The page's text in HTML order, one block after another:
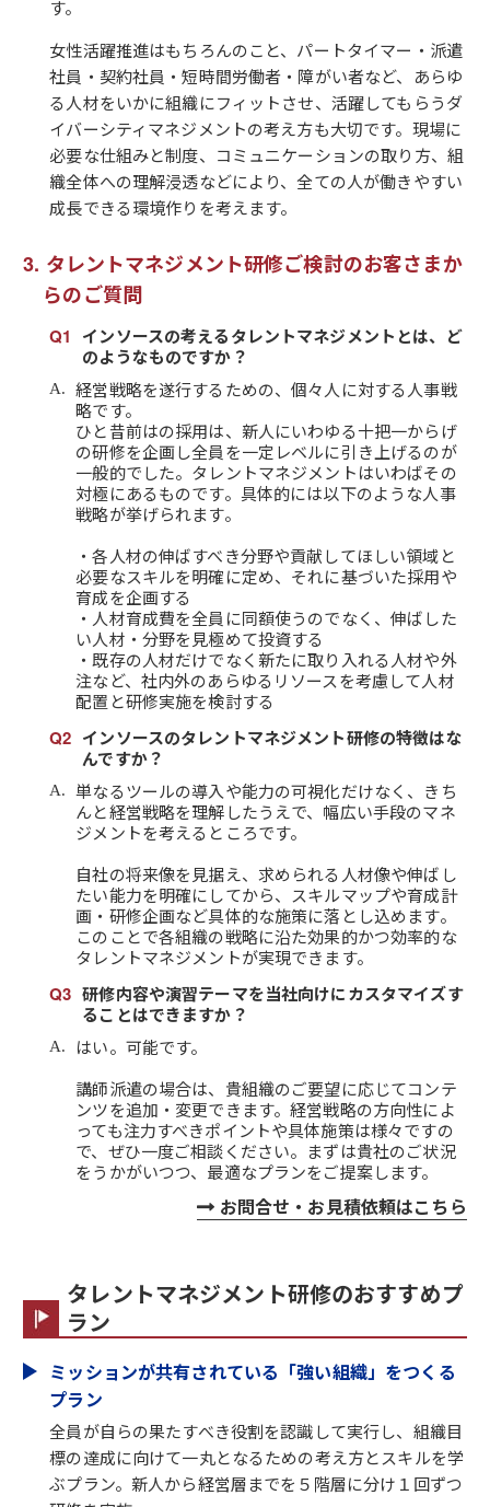
す。
女性活躍推進はもちろんのこと、パートタイマー・派遣
社員・契約社員・短時間労働者・障がい者など、あらゆ
る人材をいかに組織にフィットさせ、活躍してもらうダ
イバーシティマネジメントの考え方も大切です。現場に
必要な仕組みと制度、コミュニケーションの取り方、組
織全体への理解浸透などにより、全ての人が働きやすい
成長できる環境作りを考えます。
タレントマネジメント研修ご検討のお客さまか
らのご質問
インソースの考えるタレントマネジメントとは、ど
のようなものですか？
経営戦略を遂行するための、個々人に対する人事戦
略です。
ひと昔前はの採用は、新人にいわゆる十把一からげ
の研修を企画し全員を一定レベルに引き上げるのが
一般的でした。タレントマネジメントはいわばその
対極にあるものです。具体的には以下のような人事
戦略が挙げられます。
・各人材の伸ばすべき分野や貢献してほしい領域と
必要なスキルを明確に定め、それに基づいた採用や
育成を企画する
・人材育成費を全員に同額使うのでなく、伸ばした
い人材・分野を見極めて投資する
・既存の人材だけでなく新たに取り入れる人材や外
注など、社内外のあらゆるリソースを考慮して人材
配置と研修実施を検討する
インソースのタレントマネジメント研修の特徴はな
んですか？
単なるツールの導入や能力の可視化だけなく、きち
んと経営戦略を理解したうえで、幅広い手段のマネ
ジメントを考えるところです。
自社の将来像を見据え、求められる人材像や伸ばし
たい能力を明確にしてから、スキルマップや育成計
画・研修企画など具体的な施策に落とし込めます。
このことで各組織の戦略に沿た効果的かつ効率的な
タレントマネジメントが実現できます。
研修内容や演習テーマを当社向けにカスタマイズす
ることはできますか？
はい。可能です。
講師派遣の場合は、貴組織のご要望に応じてコンテ
ンツを追加・変更できます。経営戦略の方向性によ
っても注力すべきポイントや具体施策は様々ですの
で、ぜひ一度ご相談ください。まずは貴社のご状況
をうかがいつつ、最適なプランをご提案します。
お問合せ・お見積依頼はこちら
タレントマネジメント研修のおすすめプ
ラン
ミッションが共有されている「強い組織」をつくる
プラン
全員が自らの果たすべき役割を認識して実行し、組織目
標の達成に向けて一丸となるための考え方とスキルを学
ぶプラン。新人から経営層までを５階層に分け１回ずつ